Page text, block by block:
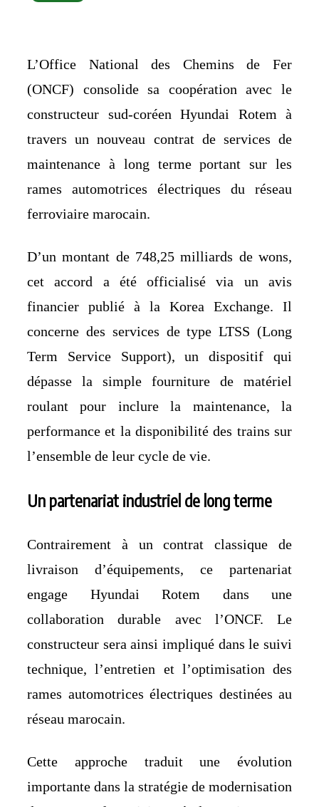
L’Office National des Chemins de Fer
(ONCF) consolide sa coopération avec le
constructeur sud-coréen Hyundai Rotem à
travers un nouveau contrat de services de
maintenance à long terme portant sur les
rames automotrices électriques du réseau
ferroviaire marocain.
D’un montant de 748,25 milliards de wons,
cet accord a été officialisé via un avis
financier publié à la Korea Exchange. Il
concerne des services de type LTSS (Long
Term Service Support), un dispositif qui
dépasse la simple fourniture de matériel
roulant pour inclure la maintenance, la
performance et la disponibilité des trains sur
l’ensemble de leur cycle de vie.
Un partenariat industriel de long terme
Contrairement à un contrat classique de
livraison d’équipements, ce partenariat
engage Hyundai Rotem dans une
collaboration durable avec l’ONCF. Le
constructeur sera ainsi impliqué dans le suivi
technique, l’entretien et l’optimisation des
rames automotrices électriques destinées au
réseau marocain.
Cette approche traduit une évolution
importante dans la stratégie de modernisation